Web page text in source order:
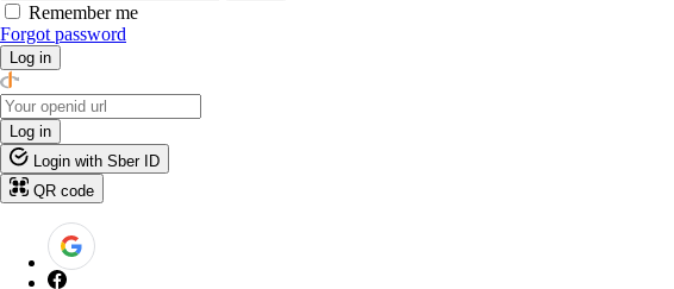
Remember me
Forgot password
Log in
Log in
Login with Sber ID
QR code